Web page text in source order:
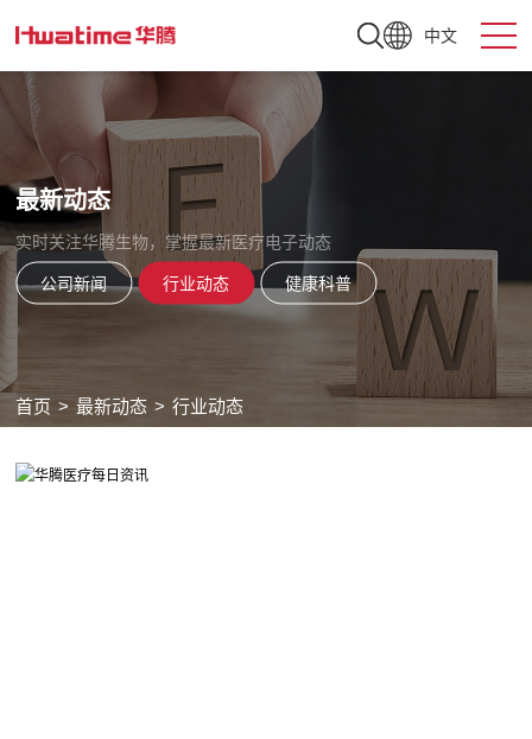
中文
最新动态
实时关注华腾生物，掌握最新医疗电子动态
公司新闻 行业动态 健康科普
首页 > 最新动态 > 行业动态